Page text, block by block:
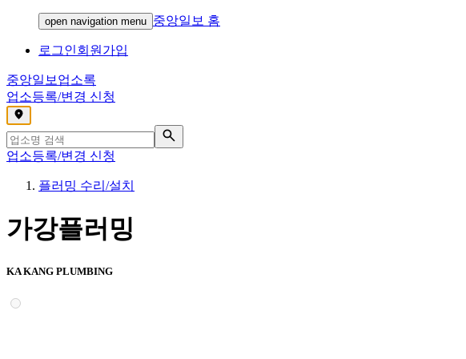
open navigation menu 중앙일보 홈
로그인회원가입
중앙일보 업소록
업소등록/변경 신청
,
업소등록/변경 신청
플러밍 수리/설치
가강플러밍
KA KANG PLUMBING